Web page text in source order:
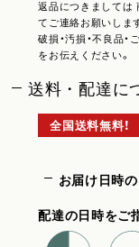
返品につきましては
てご連絡お願いします
破損・汚損・不良品
をお伝えください。
送料・配達に
全国送料無料！
お届け日時
配達の日時をご